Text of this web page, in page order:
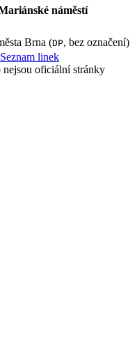
náměstí
Brna (DP, bez označení)
Seznam linek
oficiální stránky